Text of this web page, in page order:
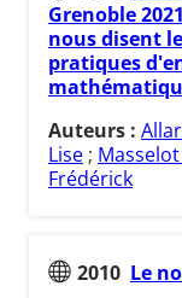
Grenoble
nous disent
pratiques
Auteurs :
Lise ;
Frédérick
2010 Le